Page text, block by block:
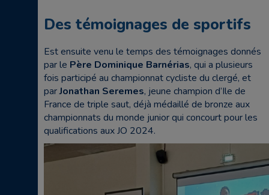
Des témoignages de sportifs
Est ensuite venu le temps des témoignages donnés
par le Père Dominique Barnérias, qui a plusieurs
fois participé au championnat cycliste du clergé, et
parJonathan Seremes, jeune champion d’Ile de
France de triple saut, déjà médaillé de bronze aux
championnats du monde junior qui concourt pour les
qualifications aux JO 2024.